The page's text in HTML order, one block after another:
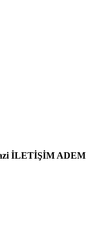
İLETİŞİM ADEM